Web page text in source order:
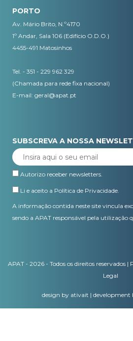
PORTO
Av. Mário Brito, N.º4170
1º Andar, Sala 106 (Edifício O.D.O.)
4455-491 Matosinhos
Tel. - 351 - 229 962 329
(Chamada para rede fixa nacional)
E-mail: geral@apat.pt
SUBSCREVA A NOSSA
Autorizo receber newsletters.
Li e aceito a Política de Privacidade.
A informação contida neste site vincula
sendo a APAT responsável pela utilização
APAT - 2026 - Todos os direitos reservados |
Legal
design by ativait | development